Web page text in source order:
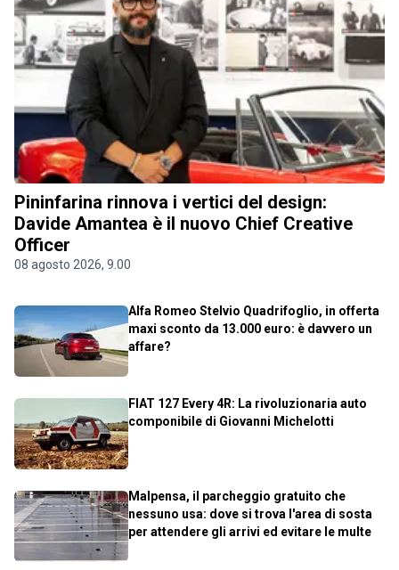
Pininfarina rinnova i vertici del design:
Davide Amantea è il nuovo Chief Creative
Officer
08 agosto 2026, 9.00
Alfa Romeo Stelvio Quadrifoglio, in offerta
maxi sconto da 13.000 euro: è davvero un
affare?
FIAT 127 Every 4R: La rivoluzionaria auto
componibile di Giovanni Michelotti
Malpensa, il parcheggio gratuito che
nessuno usa: dove si trova l'area di sosta
per attendere gli arrivi ed evitare le multe